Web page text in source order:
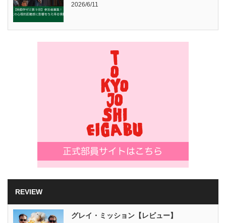
2026/6/11
REVIEW
グレイ・ミッション【レビュー】